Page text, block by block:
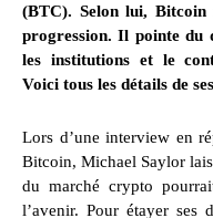
(BTC). Selon lui, Bitcoin
progression. Il pointe du
les institutions et le
Voici tous les détails de
Lors d’une interview en
Bitcoin, Michael Saylor
du marché crypto
l’avenir. Pour étayer ses